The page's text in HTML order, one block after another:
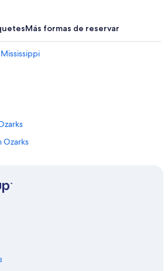
Más formas de reservar
Ozarks
de Iowa
de Iowa